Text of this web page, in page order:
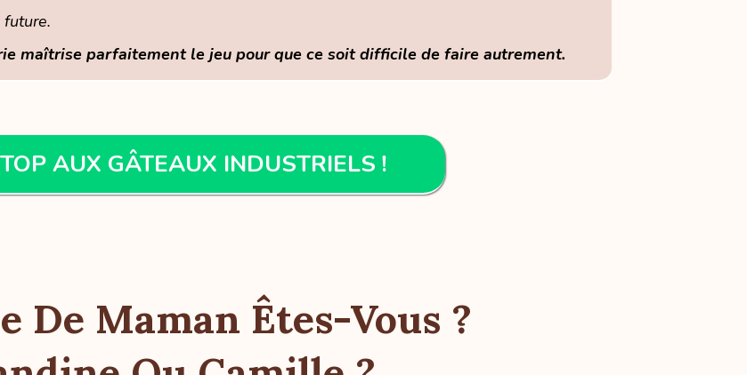
maîtrise parfaitement le jeu pour que ce soit difficile de faire autrement.
AUX GÂTEAUX INDUSTRIELS !
De Maman Êtes-Vous ?